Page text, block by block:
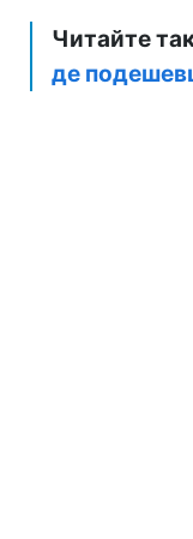
Читайте
де